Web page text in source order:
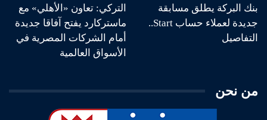
بنك البركة يطلق مسابقة
جديدة لعملاء حساب Start..
التفاصيل
التركي: تعاون «الأهلي» مع
ماستركارد يفتح آفاقا جديدة
أمام الشركات المصرية في
الأسواق العالمية
من نحن